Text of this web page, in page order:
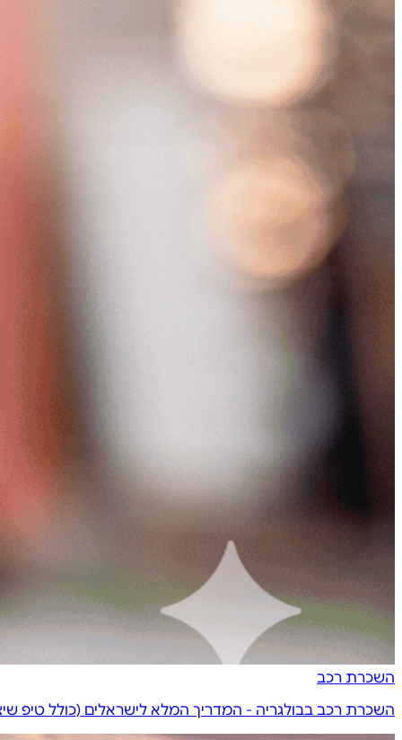
השכרת רכב
השכרת רכב בבולגריה - המדריך המלא לישראלים (כולל טיפ